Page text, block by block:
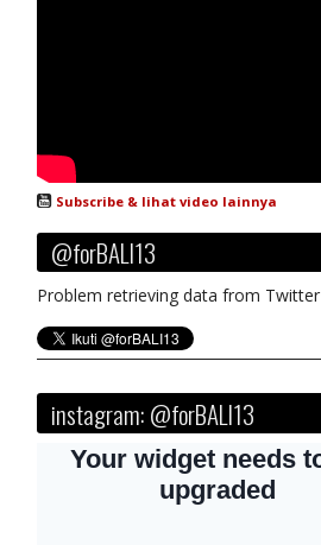
Subscribe & lihat video lainnya
@forBALI13
Problem retrieving data from Twitter
instagram: @forBALI13